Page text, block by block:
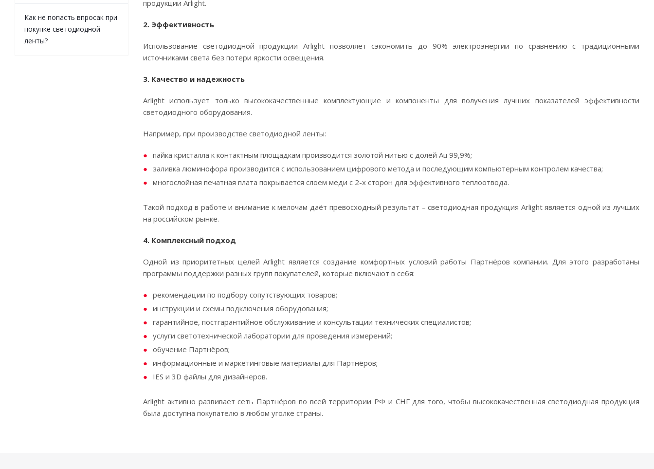
продукции Arlight.
2. Эффективность
Использование светодиодной продукции Arlight позволяет сэкономить до 90% электроэнергии по сравнению с традиционными
источниками света без потери яркости освещения.
3. Качество и надежность
Arlight использует только высококачественные комплектующие и компоненты для получения лучших показателей эффективности
светодиодного оборудования.
Например, при производстве светодиодной ленты:
пайка кристалла к контактным площадкам производится золотой нитью с долей Au 99,9%;
заливка люминофора производится с использованием цифрового метода и последующим компьютерным контролем качества;
многослойная печатная плата покрывается слоем меди с 2-х сторон для эффективного теплоотвода.
Такой подход в работе и внимание к мелочам даёт превосходный результат – светодиодная продукция Arlight является одной из лучших
на российском рынке.
4. Комплексный подход
Одной из приоритетных целей Arlight является создание комфортных условий работы Партнёров компании. Для этого разработаны
программы поддержки разных групп покупателей, которые включают в себя:
рекомендации по подбору сопутствующих товаров;
инструкции и схемы подключения оборудования;
гарантийное, постгарантийное обслуживание и консультации технических специалистов;
услуги светотехнической лаборатории для проведения измерений;
обучение Партнёров;
информационные и маркетинговые материалы для Партнёров;
IES и 3D файлы для дизайнеров.
Аrlight активно развивает сеть Партнёров по всей территории РФ и СНГ для того, чтобы высококачественная светодиодная продукция
была доступна покупателю в любом уголке страны.
Как не попасть впросак при
покупке светодиодной
ленты?